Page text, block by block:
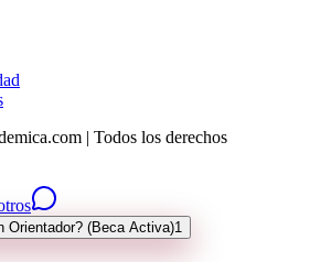
| Todos los derechos
Orientador? (Beca Activa)1